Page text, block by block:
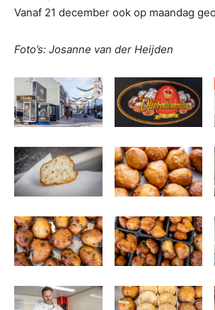
Vanaf 21 december ook op maandag
Foto’s: Josanne van der Heijden